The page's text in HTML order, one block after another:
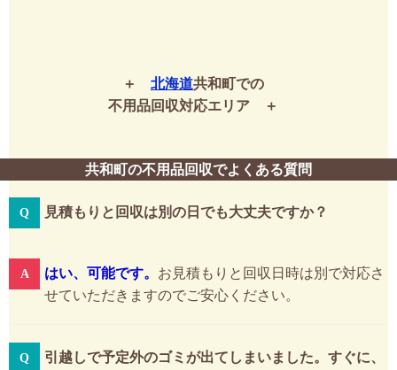
北海道共和町での
不用品回収対応エリア
共和町の不用品回収でよくある質問
見積もりと回収は別の日でも大丈夫ですか？
はい、可能です。 お見積もりと回収日時は別で対応さ
せていただきますのでご安心ください。
引越しで予定外のゴミが出てしまいました。すぐに、